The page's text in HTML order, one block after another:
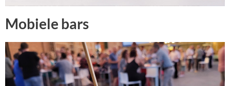
Mobiele bars